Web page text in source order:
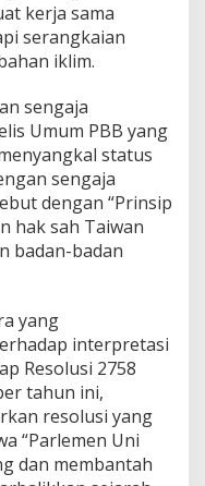
kerja sama
serangkaian
iklim.
sengaja
Umum PBB yang
status
sengaja
dengan “Prinsip
hak sah Taiwan
badan-badan
yang
interpretasi
Resolusi 2758
tahun ini,
resolusi yang
“Parlemen Uni
dan membantah